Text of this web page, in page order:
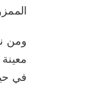
ومن
في